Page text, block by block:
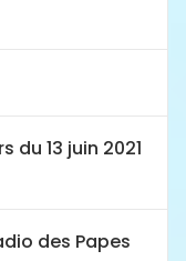
13 juin 2021
des Papes